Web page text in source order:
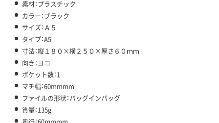
素材：プラスチック
カラー：ブラック
サイズ：Ａ５
タイプ：A5
寸法：縦１８０×横２５０×厚さ６０ｍｍ
向き：ヨコ
ポケット数：1
マチ幅：60mmmm
ファイルの形状：バッグインバッグ
質量：135g